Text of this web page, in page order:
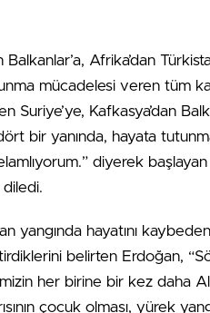
Balkanlar’a, Afrika’dan
mücadelesi veren tüm
Suriye’ye, Kafkasya’dan
bir yanında, hayata
diyerek
diledi.
yangında hayatını
belirten Erdoğan,
her birine bir kez daha
çocuk olması, yürek